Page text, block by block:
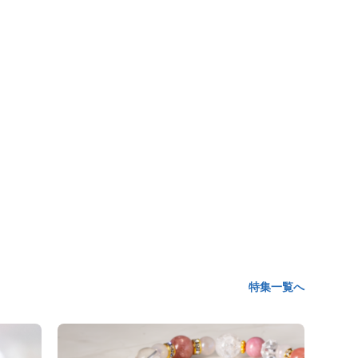
特集一覧へ